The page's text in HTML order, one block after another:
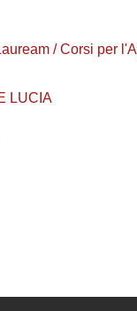
/ Corsi per
LUCIA